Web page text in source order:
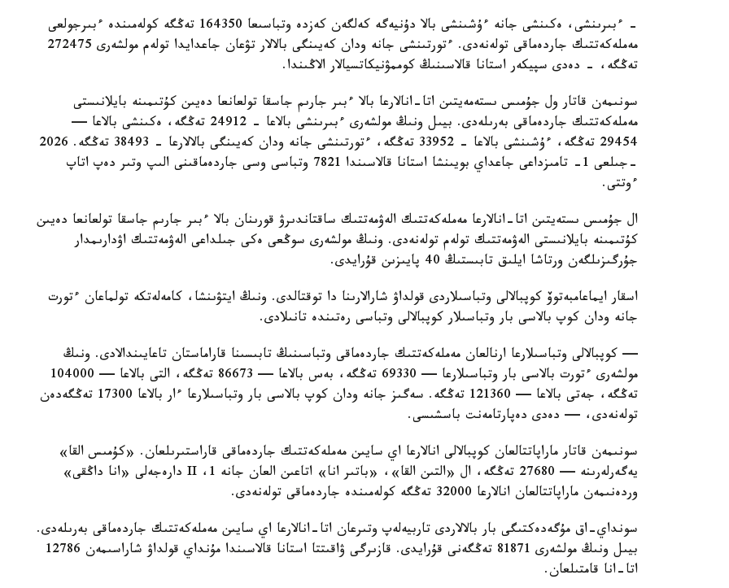
- ءبىرىنشى، ەكىنشى جانە ءۇشىنشى بالا دۇنيەگە كەلگەن كەزدە وتباسىعا 164350 تەڭگە كولەمىندە ءبىرجولعى
مەملەكەتتىك جاردەماقى تولەنەدى. ءتورتىنشى جانە ودان كەيىنگى بالالار تۋعان جاعدايدا تولەم مولشەرى 272475
تەڭگە، - دەدى سپيكەر استانا قالاسىنىڭ كوممۋنيكاتسيالار الاڭىندا.
سونىمەن قاتار ول جۇمىس ىستەمەيتىن اتا-انالارعا بالا ءبىر جارىم جاسقا تولعانعا دەيىن كۇتىمىنە بايلانىستى
مەملەكەتتىك جاردەماقى بەرىلەدى. بيىل ونىڭ مولشەرى ءبىرىنشى بالاعا - 24912 تەڭگە، ەكىنشى بالاعا —
29454 تەڭگە، ءۇشىنشى بالاعا - 33952 تەڭگە، ءتورتىنشى جانە ودان كەيىنگى بالالارعا - 38493 تەڭگە. 2026
-جىلعى 1- تامىزداعى جاعداي بويىنشا استانا قالاسىندا 7821 وتباسى وسى جاردەماقىنى الىپ وتىر دەپ اتاپ
ءوتتى.
ال جۇمىس ىستەيتىن اتا-انالارعا مەملەكەتتىك الەۋمەتتىك ساقتاندىرۋ قورىنان بالا ءبىر جارىم جاسقا تولعانعا دەيىن
كۇتىمىنە بايلانىستى الەۋمەتتىك تولەم تولەنەدى. ونىڭ مولشەرى سوڭعى ەكى جىلداعى الەۋمەتتىك اۋدارىمدار
جۇرگىزىلگەن ورتاشا ايلىق تابىستىڭ 40 پايىزىن قۇرايدى.
اسقار ايماعامبەتوۆ كوپبالالى وتباسىلاردى قولداۋ شارالارىنا دا توقتالدى. ونىڭ ايتۋىنشا، كامەلەتكە تولماعان ءتورت
جانە ودان كوپ بالاسى بار وتباسىلار كوپبالالى وتباسى رەتىندە تانىلادى.
— كوپبالالى وتباسىلارعا ارنالعان مەملەكەتتىك جاردەماقى وتباسىنىڭ تابىسىنا قاراماستان تاعايىندالادى. ونىڭ
مولشەرى ءتورت بالاسى بار وتباسىلارعا — 69330 تەڭگە، بەس بالاعا — 86673 تەڭگە، التى بالاعا — 104000
تەڭگە، جەتى بالاعا — 121360 تەڭگە. سەگىز جانە ودان كوپ بالاسى بار وتباسىلارعا ءار بالاعا 17300 تەڭگەدەن
تولەنەدى، — دەدى دەپارتامەنت باسشىسى.
سونىمەن قاتار ماراپاتتالعان كوپبالالى انالارعا اي سايىن مەملەكەتتىك جاردەماقى قاراستىرىلعان. «كۇمىس القا»
يەگەرلەرىنە — 27680 تەڭگە، ال «التىن القا»، «باتىر انا» اتاعىن العان جانە 1، II دارەجەلى «انا داڭقى»
وردەنىمەن ماراپاتتالعان انالارعا 32000 تەڭگە كولەمىندە جاردەماقى تولەنەدى.
سونداي-اق مۇگەدەكتىگى بار بالالاردى تاربيەلەپ وتىرعان اتا-انالارعا اي سايىن مەملەكەتتىك جاردەماقى بەرىلەدى.
بيىل ونىڭ مولشەرى 81871 تەڭگەنى قۇرايدى. قازىرگى ۋاقىتتا استانا قالاسىندا مۇنداي قولداۋ شاراسىمەن 12786
اتا-انا قامتىلعان.